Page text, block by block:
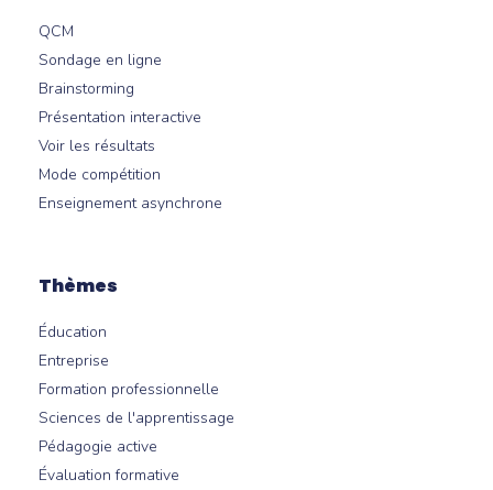
QCM
Sondage en ligne
Brainstorming
Présentation interactive
Voir les résultats
Mode compétition
Enseignement asynchrone
Thèmes
Éducation
Entreprise
Formation professionnelle
Sciences de l'apprentissage
Pédagogie active
Évaluation formative